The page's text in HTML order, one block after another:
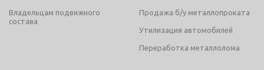
Владельцам подвижного
состава
Продажа б/у металлопроката
Утилизация автомобилей
Переработка металлолома